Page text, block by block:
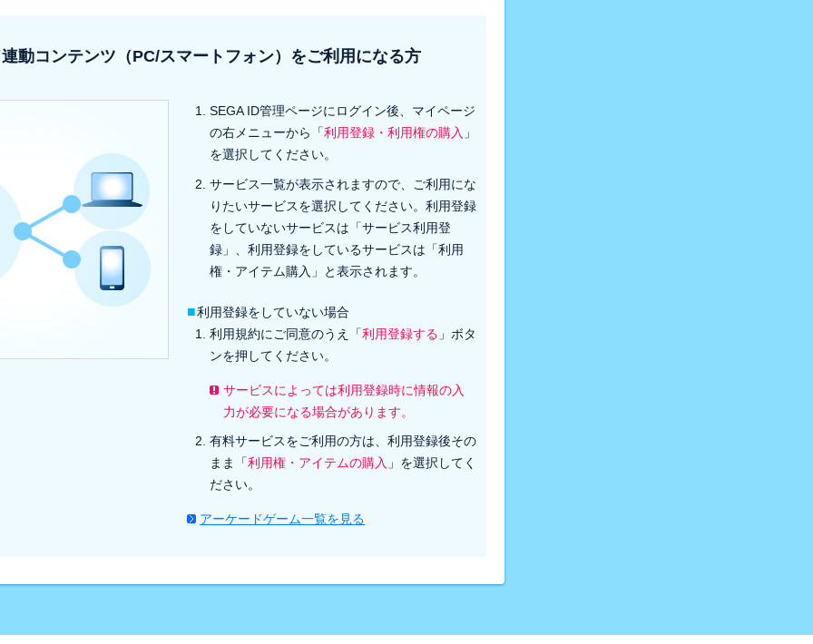
動コンテンツ（PC/スマートフォン）をご利用になる方
SEGA ID管理ページにログイン後、マイページ
の右メニューから「利用登録・利用権の購入 」
を選択してください。
サービス一覧が表示されますので、ご利用にな
りたいサービスを選択してください。利用登録
をしていないサービスは「サービス利用登
録」、利用登録をしているサービスは「利用
権・アイテム購入」と表示されます。
■利用登録をしていない場合
利用規約にご同意のうえ「利用登録する 」ボタ
ンを押してください。
サービスによっては利用登録時に情報の入
力が必要になる場合があります。
有料サービスをご利用の方は、利用登録後その
まま「利用権・アイテムの購入 」を選択してく
ださい。
アーケードゲーム一覧を見る